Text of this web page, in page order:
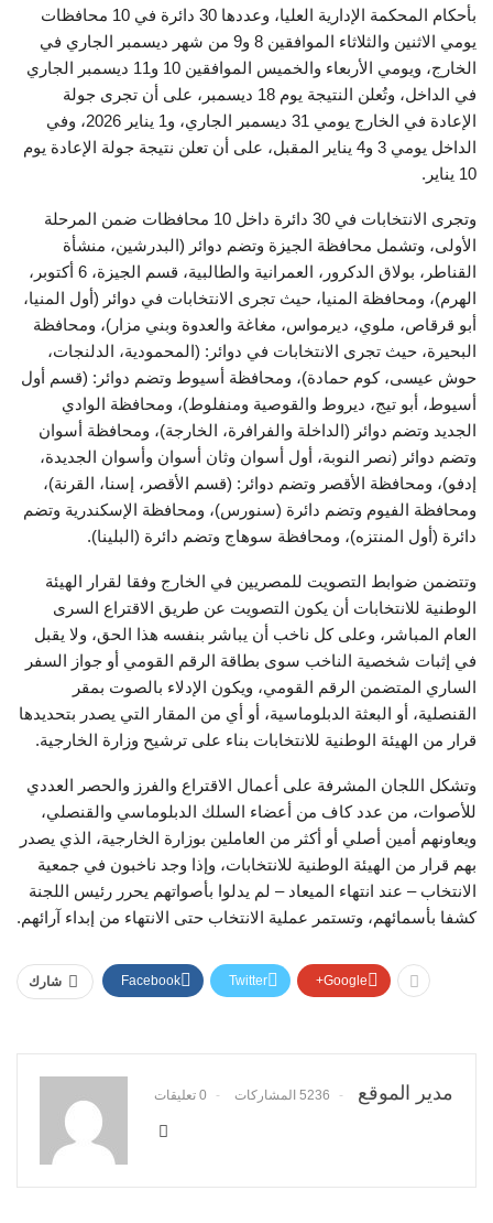
بأحكام المحكمة الإدارية العليا، وعددها 30 دائرة في 10 محافظات
يومي الاثنين والثلاثاء الموافقين 8 و9 من شهر ديسمبر الجاري في
الخارج، ويومي الأربعاء والخميس الموافقين 10 و11 ديسمبر الجاري
في الداخل، وتُعلن النتيجة يوم 18 ديسمبر، على أن تجرى جولة
الإعادة في الخارج يومي 31 ديسمبر الجاري، و1 يناير 2026، وفي
الداخل يومي 3 و4 يناير المقبل، على أن تعلن نتيجة جولة الإعادة يوم
10 يناير.
وتجرى الانتخابات في 30 دائرة داخل 10 محافظات ضمن المرحلة
الأولى، وتشمل محافظة الجيزة وتضم دوائر (البدرشين، منشأة
القناطر، بولاق الدكرور، العمرانية والطالبية، قسم الجيزة، 6 أكتوبر،
الهرم)، ومحافظة المنيا، حيث تجرى الانتخابات في دوائر (أول المنيا،
أبو قرقاص، ملوي، ديرمواس، مغاغة والعدوة وبني مزار)، ومحافظة
البحيرة، حيث تجرى الانتخابات في دوائر: (المحمودية، الدلنجات،
حوش عيسى، كوم حمادة)، ومحافظة أسيوط وتضم دوائر: (قسم أول
أسيوط، أبو تيج، ديروط والقوصية ومنفلوط)، ومحافظة الوادي
الجديد وتضم دوائر (الداخلة والفرافرة، الخارجة)، ومحافظة أسوان
وتضم دوائر (نصر النوبة، أول أسوان وثان أسوان وأسوان الجديدة،
إدفو)، ومحافظة الأقصر وتضم دوائر: (قسم الأقصر، إسنا، القرنة)،
ومحافظة الفيوم وتضم دائرة (سنورس)، ومحافظة الإسكندرية وتضم
دائرة (أول المنتزه)، ومحافظة سوهاج وتضم دائرة (البلينا).
وتتضمن ضوابط التصويت للمصريين في الخارج وفقا لقرار الهيئة
الوطنية للانتخابات أن يكون التصويت عن طريق الاقتراع السرى
العام المباشر، وعلى كل ناخب أن يباشر بنفسه هذا الحق، ولا يقبل
في إثبات شخصية الناخب سوى بطاقة الرقم القومي أو جواز السفر
الساري المتضمن الرقم القومي، ويكون الإدلاء بالصوت بمقر
القنصلية، أو البعثة الدبلوماسية، أو أي من المقار التي يصدر بتحديدها
قرار من الهيئة الوطنية للانتخابات بناء على ترشيح وزارة الخارجية.
وتشكل اللجان المشرفة على أعمال الاقتراع والفرز والحصر العددي
للأصوات، من عدد كاف من أعضاء السلك الدبلوماسي والقنصلي،
ويعاونهم أمين أصلي أو أكثر من العاملين بوزارة الخارجية، الذي يصدر
بهم قرار من الهيئة الوطنية للانتخابات، وإذا وجد ناخبون في جمعية
الانتخاب – عند انتهاء الميعاد – لم يدلوا بأصواتهم يحرر رئيس اللجنة
كشفا بأسمائهم، وتستمر عملية الانتخاب حتى الانتهاء من إبداء آرائهم.
شارك Facebook Twitter Google+
مدير الموقع 5236 المشاركات 0 تعليقات